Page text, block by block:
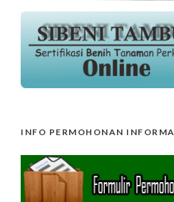
INFO PERMOHONAN